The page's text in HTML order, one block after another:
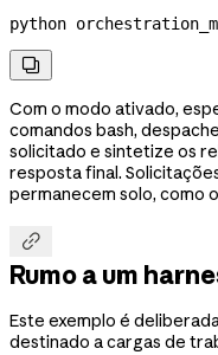
python

Com o modo ativado,
comandos bash,
solicitado e sintetize os
resposta final.
permanecem solo, como

Rumo a um
Este exemplo é
destinado a cargas de